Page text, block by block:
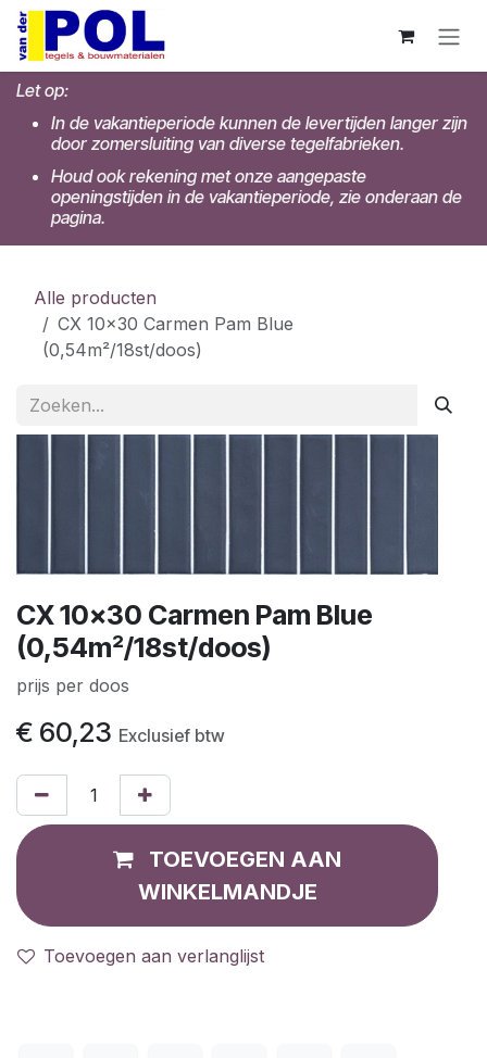
Overslaan naar inhoud
Let op:
In de vakantieperiode kunnen de levertijden langer zijn
door zomersluiting van diverse tegelfabrieken.
Houd ook rekening met onze aangepaste
openingstijden in de vakantieperiode, zie onderaan de
pagina.
Alle producten
CX 10x30 Carmen Pam Blue
(0,54m²/18st/doos)
CX 10x30 Carmen Pam Blue
(0,54m²/18st/doos)
prijs per doos
€ 60,23 Exclusief btw
TOEVOEGEN AAN
WINKELMANDJE
Toevoegen aan verlanglijst